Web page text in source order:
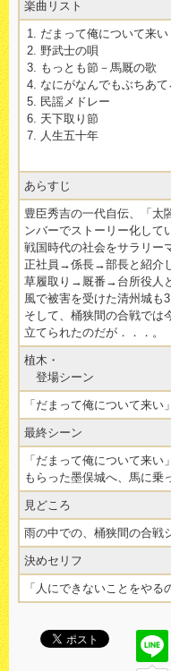
楽曲リスト
だまって俺について来い
野武士の唄
もっとも節－馬厩の歌
なにがなんでもぶちあて
民謡メドレー
天下取り節
人生五十年
あらすじ
豊臣秀吉の一代自伝、「太
ンバーでストーリー化して
戦国時代の社会をサラリー
正社員→係長→部長と紹介し
草履取り→厩番→台所役人
風で被害を受けた清州城も
そして、桶狭間の合戦では
立てられたのだが．．．。
植木・
登場シーン
「だまって俺について来
最終シーン
「だまって俺について来
もらった墨俣城へ、馬に乗
見どころ
雨の中での、桶狭間の合戦
決めセリフ
「人にできないことをやる